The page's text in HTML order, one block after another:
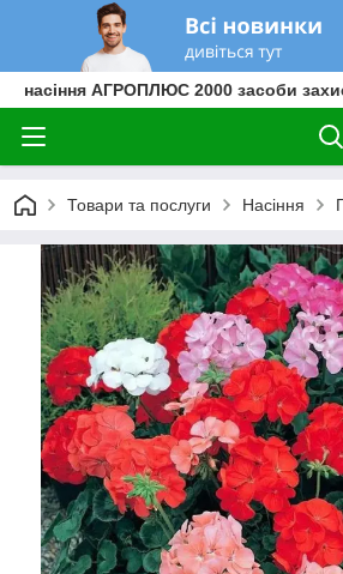
насіння АГРОПЛЮС 2000 засоби
Товари та послуги Насіння